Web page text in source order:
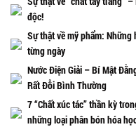
độc!
Sự thật về mỹ phẩm: Những
từng ngày
Nước Điện Giải – Bí Mật
Rất Đỗi Bình Thường
7 “Chất xúc tác” thần kỳ
những loại phân bón hóa